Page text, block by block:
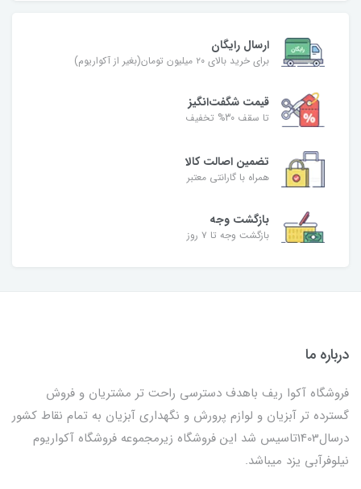
ارسال رایگان
برای خرید بالای ۲۰ میلیون تومان(بغیر از آکواریوم)
قیمت شگفت‌انگیز
تا سقف 30% تخفیف
تضمین اصالت کالا
همراه با گارانتی معتبر
بازگشت وجه
بازگشت وجه تا ۷ روز
درباره ما
فروشگاه آکوا ریف باهدف دسترسی راحت تر مشتریان و فروش
گسترده تر آبزیان و لوازم پرورش و نگهداری آبزیان به تمام نقاط کشور
درسال1403تاسیس شد این فروشگاه زیرمجموعه فروشگاه آکواریوم
نیلوفرآبی یزد میباشد.